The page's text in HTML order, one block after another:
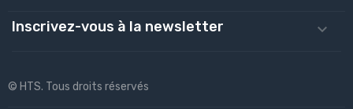
Inscrivez-vous à la newsletter 
© HTS. Tous droits réservés